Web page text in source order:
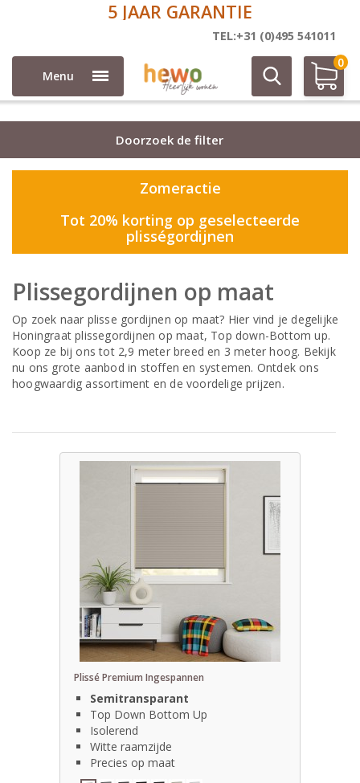
5 JAAR GARANTIE
TEL:+31 (0)495 541011
Menu
0
Doorzoek de filter
Zomeractie
Tot 20% korting op geselecteerde
plisségordijnen
Plissegordijnen op maat
Op zoek naar plisse gordijnen op maat? Hier vind je degelijke
Honingraat plissegordijnen op maat, Top down-Bottom up.
Koop ze bij ons tot 2,9 meter breed en 3 meter hoog. Bekijk
nu ons grote aanbod in stoffen en systemen. Ontdek ons
hoogwaardig assortiment en de voordelige prijzen.
Plissé Premium Ingespannen
Semitransparant
Top Down Bottom Up
Isolerend
Witte raamzijde
Precies op maat